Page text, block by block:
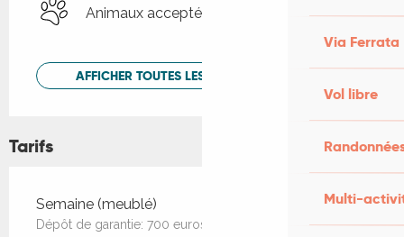
Via Ferrata
Vol libre
Multi-
Animaux acceptés
AFFICHER TOUTES LES PRESTATIONS
Tarifs
Tarifs 2026
Semaine (meublé)
Dépôt de garantie: 700 euros. Ménage et linge: 120